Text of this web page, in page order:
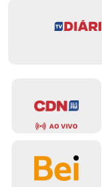
AO VIVO